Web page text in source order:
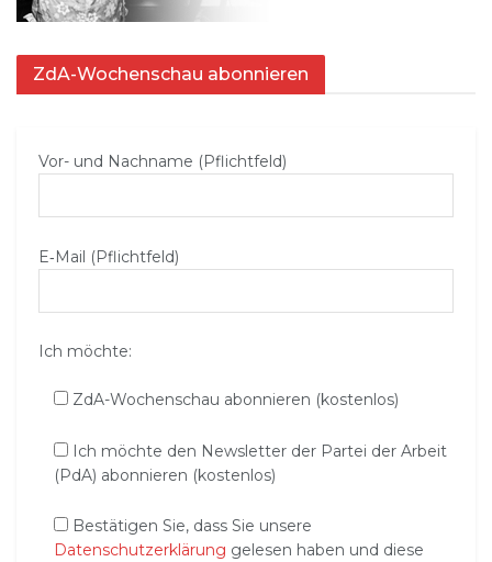
ZdA-Wochenschau abonnieren
Vor- und Nachname (Pflichtfeld)
E‑Mail (Pflichtfeld)
Ich möchte:
ZdA-Wochenschau abonnieren (kostenlos)
Ich möchte den Newsletter der Partei der Arbeit
(PdA) abonnieren (kostenlos)
Bestätigen Sie, dass Sie unsere
Datenschutzerklärung gelesen haben und diese